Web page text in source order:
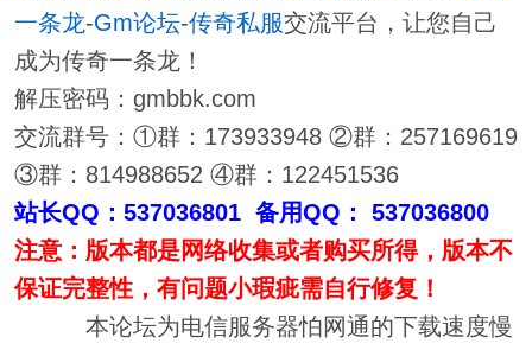
一条龙-Gm论坛-传奇私服交流平台，让您自己
成为传奇一条龙！
解压密码：gmbbk.com
交流群号：①群：173933948 ②群：257169619
③群：814988652 ④群：122451536
站长QQ：537036801 备用QQ： 537036800
注意：版本都是网络收集或者购买所得，版本不
保证完整性，有问题小瑕疵需自行修复！
本论坛为电信服务器怕网通的下载速度慢